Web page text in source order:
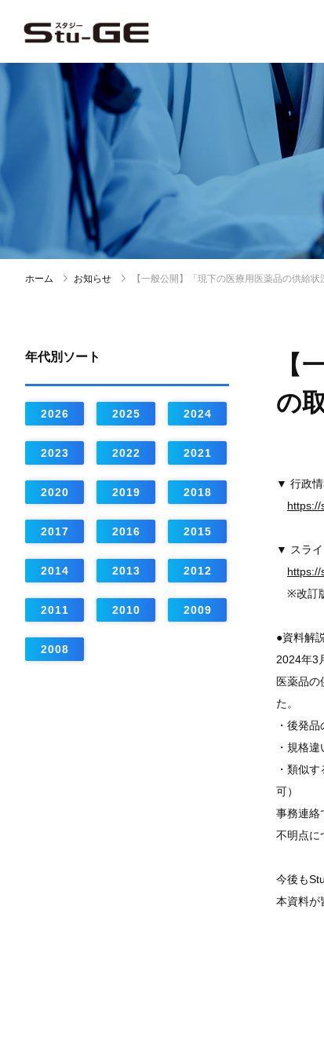
ホーム お知らせ 【一般公開】「現下の医療用医薬品の供給
【
の
▼ 行政情
https://
▼ スラ
※改訂
●資料解説
2024年3
医薬品
た。
・後発
・規格
・類似
可）
事務連絡
不明点に
今後も
本資料が
年代別ソート
2026 2025 2024
2023 2022 2021
2020 2019 2018
2017 2016 2015
2014 2013 2012
2011 2010 2009
2008